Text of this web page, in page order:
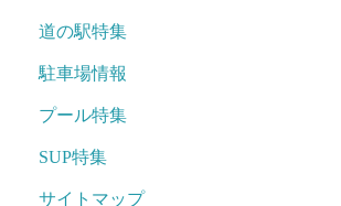
道の駅特集
駐車場情報
プール特集
SUP特集
サイトマップ